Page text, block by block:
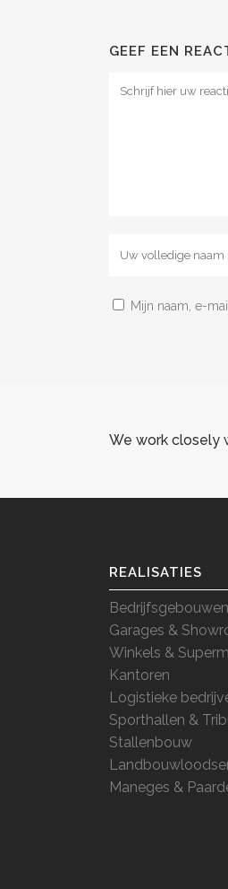
GEEF EEN
Mijn naam, e-
We work closely
REALISATIES
Bedrijfsgebouwen
Garages &
Winkels &
Kantoren
Logistieke
Sporthallen &
Stallenbouw
Maneges &